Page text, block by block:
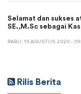
Selamat dan sukses
SE.,M.Sc sebagai
RABU, 19 AGUSTUS 2020 -
Rilis Berita